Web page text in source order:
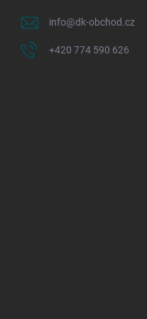
info@dk-obchod.cz
+420 774 590 626